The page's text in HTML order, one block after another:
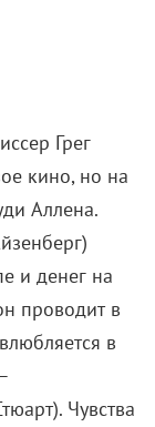
Грег
кино, но на
Аллена.
и денег на
проводит в
в
Чувства